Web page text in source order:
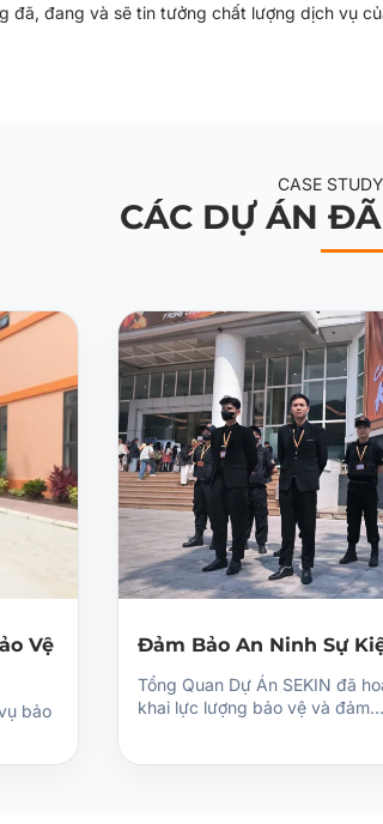
đã, đang và sẽ tin tưởng chất lượng dịch vụ
CASE
CÁC DỰ ÁN
Vệ
bảo
Đảm Bảo An Ninh Sự
Tổng Quan Dự Án SEKIN đã
khai lực lượng bảo vệ và đảm…